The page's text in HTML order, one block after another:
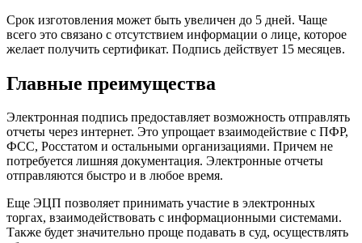
Срок изготовления может быть увеличен до 5 дней. Чаще
всего это связано с отсутствием информации о лице, которое
желает получить сертификат. Подпись действует 15 месяцев.
Главные преимущества
Электронная подпись предоставляет возможность отправлять
отчеты через интернет. Это упрощает взаимодействие с ПФР,
ФСС, Росстатом и остальными организациями. Причем не
потребуется лишняя документация. Электронные отчеты
отправляются быстро и в любое время.
Еще ЭЦП позволяет принимать участие в электронных
торгах, взаимодействовать с информационными системами.
Также будет значительно проще подавать в суд, осуществлять